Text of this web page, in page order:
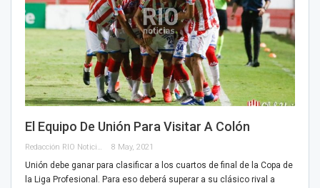
El Equipo De Unión Para Visitar A Colón
Redacción RIO Noticias 8 May, 2021
Unión debe ganar para clasificar a los cuartos de final de la Copa de
la Liga Profesional. Para eso deberá superar a su clásico rival a